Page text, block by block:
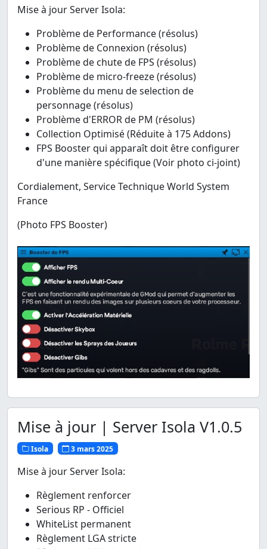
Mise à jour Server Isola:
Problème de Performance (résolus)
Problème de Connexion (résolus)
Problème de chute de FPS (résolus)
Problème de micro-freeze (résolus)
Problème du menu de selection de
personnage (résolus)
Problème d'ERROR de PM (résolus)
Collection Optimisé (Réduite à 175 Addons)
FPS Booster qui apparaît doit être configurer
d'une manière spécifique (Voir photo ci-joint)
Cordialement, Service Technique World System
France
(Photo FPS Booster)
Mise à jour | Server Isola V1.0.5
Isola 3 mars 2025
Mise à jour Server Isola:
Règlement renforcer
Serious RP - Officiel
WhiteList permanent
Règlement LGA stricte